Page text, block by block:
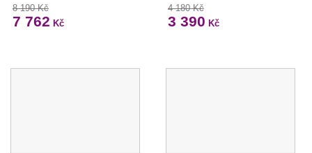
8 190 Kč
7 762 Kč
4 180 Kč
3 390 Kč